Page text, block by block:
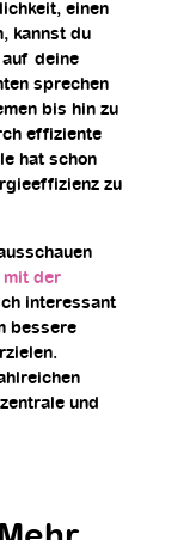
einen
kannst du
deine
sprechen
bis hin zu
effiziente
hat schon
zu
mit der
interessant
bessere
und